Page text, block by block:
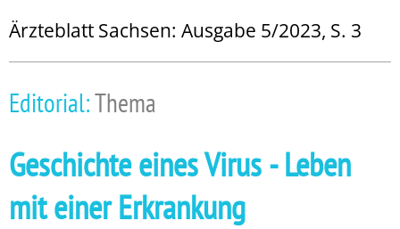
Ärzteblatt Sachsen: Ausgabe 5/2023, S. 3
Editorial:Thema
Geschichte eines Virus - Leben
mit einer Erkrankung